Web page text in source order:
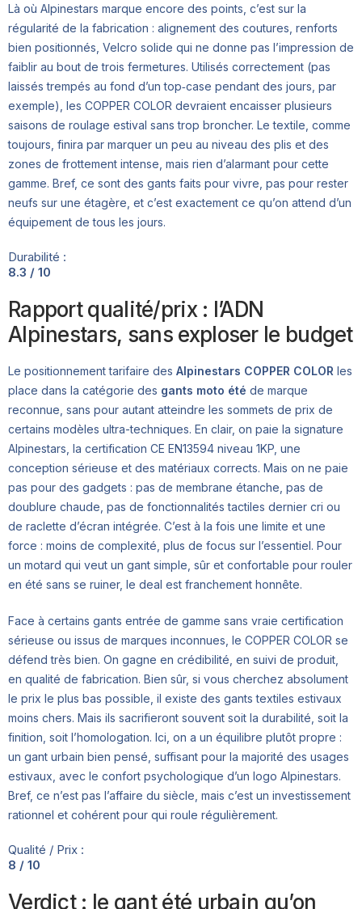
Là où Alpinestars marque encore des points, c’est sur la
régularité de la fabrication : alignement des coutures, renforts
bien positionnés, Velcro solide qui ne donne pas l’impression de
faiblir au bout de trois fermetures. Utilisés correctement (pas
laissés trempés au fond d’un top‑case pendant des jours, par
exemple), les COPPER COLOR devraient encaisser plusieurs
saisons de roulage estival sans trop broncher. Le textile, comme
toujours, finira par marquer un peu au niveau des plis et des
zones de frottement intense, mais rien d’alarmant pour cette
gamme. Bref, ce sont des gants faits pour vivre, pas pour rester
neufs sur une étagère, et c’est exactement ce qu’on attend d’un
équipement de tous les jours.
Durabilité :
8.3 / 10
Rapport qualité/prix : l’ADN
Alpinestars, sans exploser le budget
Le positionnement tarifaire des Alpinestars COPPER COLOR les
place dans la catégorie des gants moto été de marque
reconnue, sans pour autant atteindre les sommets de prix de
certains modèles ultra-techniques. En clair, on paie la signature
Alpinestars, la certification CE EN13594 niveau 1KP, une
conception sérieuse et des matériaux corrects. Mais on ne paie
pas pour des gadgets : pas de membrane étanche, pas de
doublure chaude, pas de fonctionnalités tactiles dernier cri ou
de raclette d’écran intégrée. C’est à la fois une limite et une
force : moins de complexité, plus de focus sur l’essentiel. Pour
un motard qui veut un gant simple, sûr et confortable pour rouler
en été sans se ruiner, le deal est franchement honnête.
Face à certains gants entrée de gamme sans vraie certification
sérieuse ou issus de marques inconnues, le COPPER COLOR se
défend très bien. On gagne en crédibilité, en suivi de produit,
en qualité de fabrication. Bien sûr, si vous cherchez absolument
le prix le plus bas possible, il existe des gants textiles estivaux
moins chers. Mais ils sacrifieront souvent soit la durabilité, soit la
finition, soit l’homologation. Ici, on a un équilibre plutôt propre :
un gant urbain bien pensé, suffisant pour la majorité des usages
estivaux, avec le confort psychologique d’un logo Alpinestars.
Bref, ce n’est pas l’affaire du siècle, mais c’est un investissement
rationnel et cohérent pour qui roule régulièrement.
Qualité / Prix :
8 / 10
Verdict : le gant été urbain qu’on